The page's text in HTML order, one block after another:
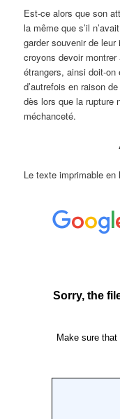
Est-ce alors que son
la même que s’il
garder souvenir de
croyons devoir
étrangers, ainsi doit-
d’autrefois en raison
dès lors que la rupture
méchanceté.
Le texte imprimable en